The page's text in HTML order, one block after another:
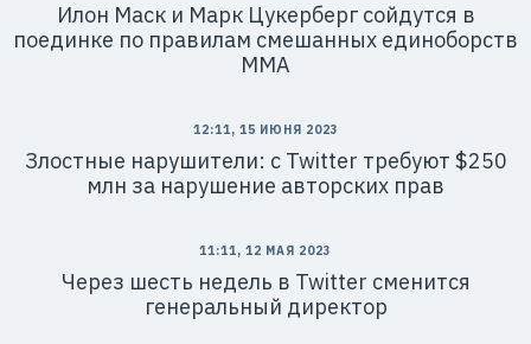
Илон Маск и Марк Цукерберг сойдутся в
поединке по правилам смешанных единоборств
ММА
12:11, 15 ИЮНЯ 2023
Злостные нарушители: с Twitter требуют $250
млн за нарушение авторских прав
11:11, 12 МАЯ 2023
Через шесть недель в Twitter сменится
генеральный директор